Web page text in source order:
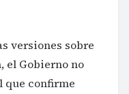
versiones sobre
el Gobierno no
que confirme